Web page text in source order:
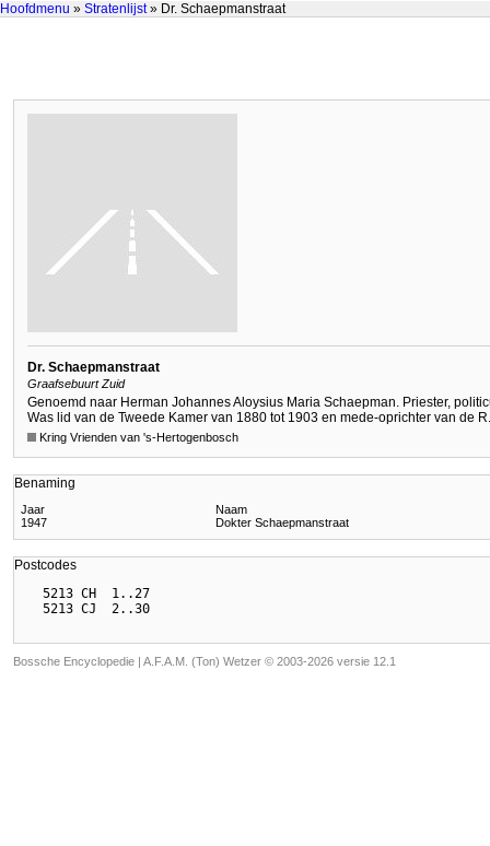
Hoofdmenu » Stratenlijst» Dr. Schaepmanstraat
Dr. Schaepmanstraat
Graafsebuurt Zuid
Genoemd naar Herman Johannes Aloysius Maria Schaepman. Priester,
Was lid van de Tweede Kamer van 1880 tot 1903 en mede-oprichter van de
Kring Vrienden van 's-Hertogenbosch
Benaming
Jaar
Naam
1947
Dokter Schaepmanstraat
Postcodes
  5213 CH  1..27
Bossche Encyclopedie | A.F.A.M. (Ton) Wetzer © 2003-2026 versie 12.1